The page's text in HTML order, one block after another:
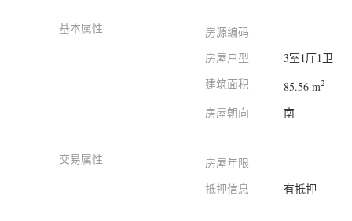
基本属性
房源编码
房屋户型
3室1厅1卫
建筑面积
85.56 m2
房屋朝向 南
交易属性
房屋年限
抵押信息
有抵押